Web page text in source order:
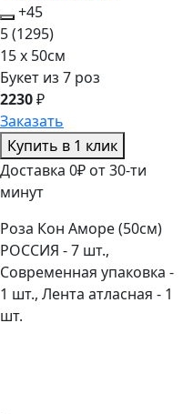
+45
5(1295)
15 x 50см
Букет из 7 роз
2230₽
Заказать
Купить в 1 клик
Доставка 0₽ от 30-ти
минут
Роза Кон Аморе (50см)
РОССИЯ - 7 шт.,
Современная упаковка -
1 шт., Лента атласная - 1
шт.